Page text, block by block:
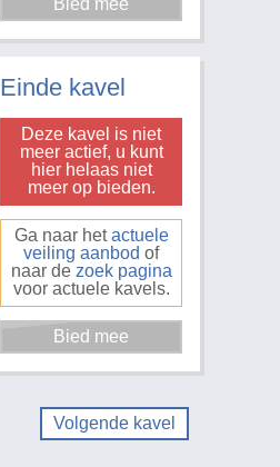
Einde kavel
Deze kavel is niet
meer actief, u kunt
hier helaas niet
meer op bieden.
Ga naar hetactuele
veiling aanbod of
naar de zoek pagina
voor actuele kavels.
Volgende kavel